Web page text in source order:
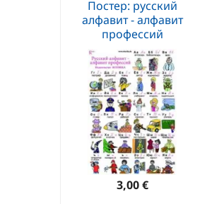
Постер: русский
алфавит - алфавит
профессий
3,00 €